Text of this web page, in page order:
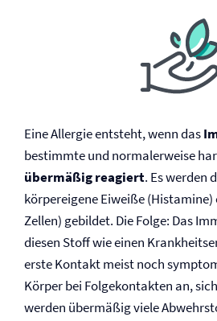
Eine Allergie entsteht, wenn das
bestimmte und normalerweise
übermäßig reagiert. Es werden
körpereigene Eiweiße (Histamine)
Zellen) gebildet. Die Folge: Das
diesen Stoff wie einen
erste Kontakt meist noch
Körper bei Folgekontakten an,
werden übermäßig viele